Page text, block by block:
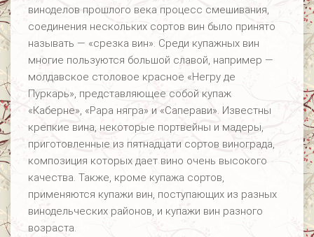
виноделов прошлого века процесс смешивания,
соединения нескольких сортов вин было принято
называть — «срезка вин». Среди купажных вин
многие пользуются большой славой, например —
молдавское столовое красное «Негру де
Пуркарь», представляющее собой купаж
«Каберне», «Рара нягра» и «Саперави». Известны
крепкие вина, некоторые портвейны и мадеры,
приготовленные из пятнадцати сортов винограда,
композиция которых дает вино очень высокого
качества. Также, кроме купажа сортов,
применяются купажи вин, поступающих из разных
винодельческих районов, и купажи вин разного
возраста.